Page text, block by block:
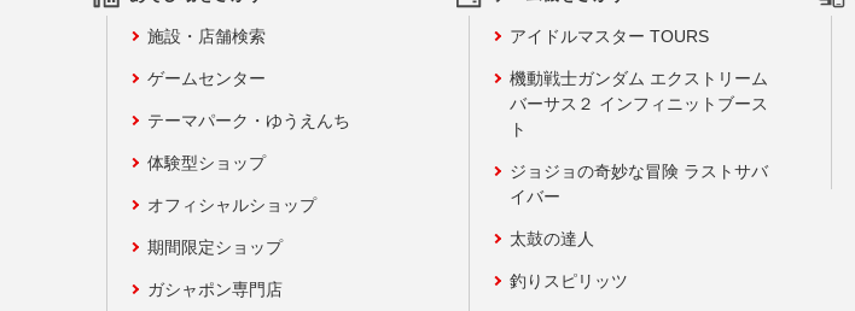
施設・店舗検索
ゲームセンター
テーマパーク・ゆうえんち
体験型ショップ
オフィシャルショップ
期間限定ショップ
ガシャポン専門店
アイドルマスター TOURS
機動戦士ガンダム エクストリーム
バーサス２ インフィニットブース
ト
ジョジョの奇妙な冒険 ラストサバ
イバー
太鼓の達人
釣りスピリッツ